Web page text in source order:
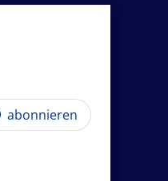
abonnieren